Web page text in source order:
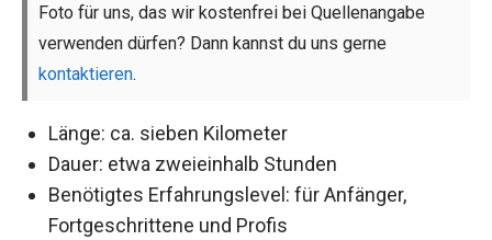
Foto für uns, das wir kostenfrei bei Quellenangabe
verwenden dürfen? Dann kannst du uns gerne
kontaktieren.
Länge: ca. sieben Kilometer
Dauer: etwa zweieinhalb Stunden
Benötigtes Erfahrungslevel: für Anfänger,
Fortgeschrittene und Profis